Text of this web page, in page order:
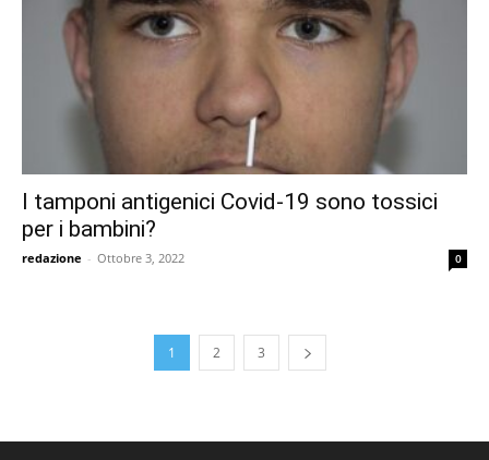
I tamponi antigenici Covid-19 sono tossici
per i bambini?
redazione - Ottobre 3, 2022 0
1 2 3